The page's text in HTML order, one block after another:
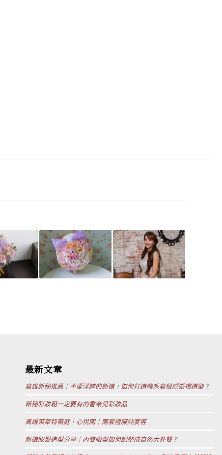
最新文章
高雄新秘推薦｜不愛浮誇的新娘，如何打造韓系高級感婚禮造型？
新秘彩妝箱一定要有的香奈兒彩妝品
高雄萊萊特薇庭｜心悅閣｜兩套禮服純宴客
新娘妝髮造型分享｜內雙眼型如何調整成自然大外雙？